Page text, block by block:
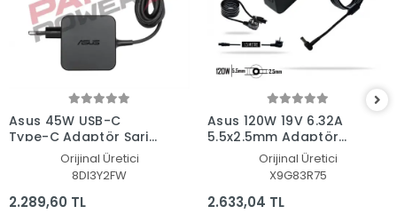
Asus 45W USB-C
Type-C Adaptör Şarj
Aleti-CihazıOrijinal Üretici
8DI3Y2FW
2.289,60 TL
Asus 120W 19V 6.32A
5.5x2.5mm Adaptör
Şarj Aleti-Cihazı
Orijinal Üretici
X9G83R75
2.633,04 TL